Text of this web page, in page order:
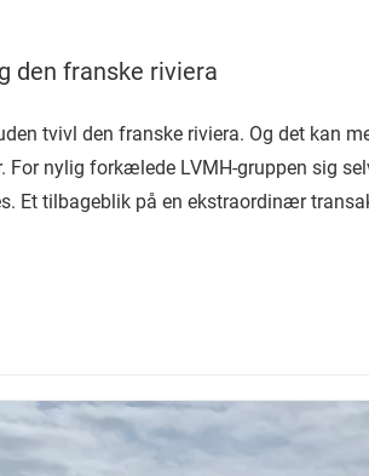
den franske riviera
tvivl den franske riviera. Og det kan
For nylig forkælede LVMH-gruppen sig
Et tilbageblik på en ekstraordinær